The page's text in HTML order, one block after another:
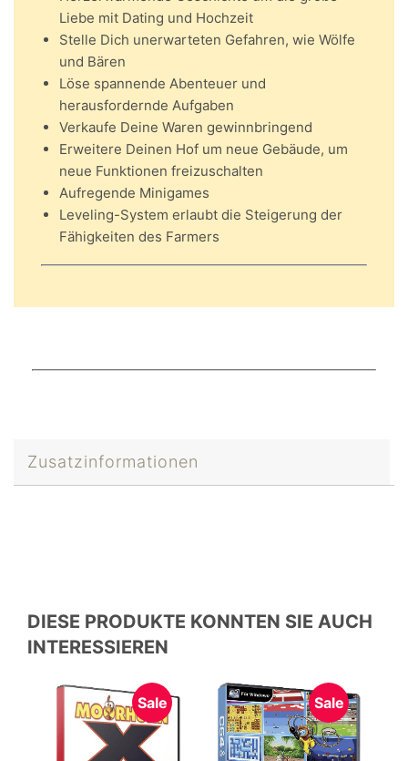
Liebe mit Dating und Hochzeit
Stelle Dich unerwarteten Gefahren, wie Wölfe
und Bären
Löse spannende Abenteuer und
herausfordernde Aufgaben
Verkaufe Deine Waren gewinnbringend
Erweitere Deinen Hof um neue Gebäude, um
neue Funktionen freizuschalten
Aufregende Minigames
Leveling-System erlaubt die Steigerung der
Fähigkeiten des Farmers
Zusatzinformationen
DIESE PRODUKTE KONNTEN SIE AUCH
INTERESSIEREN
Sale Sale